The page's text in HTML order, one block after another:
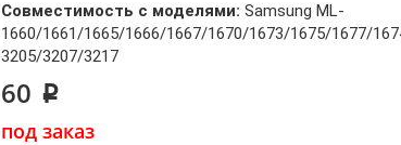
Совместимость с моделями: Samsung ML-
1660/1661/1665/1666/1667/1670/1673/1675/1677/
3205/3207/3217
60 p
под заказ